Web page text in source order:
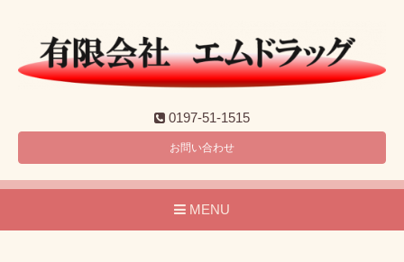
0197-51-1515
お問い合わせ
MENU